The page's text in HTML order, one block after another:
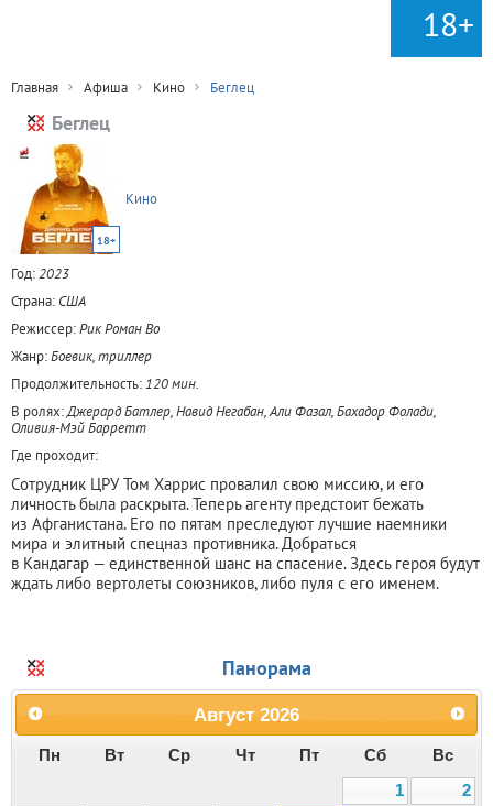
18+
Главная Афиша Кино Беглец
Беглец
18+
Кино
Год:2023
Страна: США
Режиссер:Рик Роман Во
Жанр:Боевик, триллер
Продолжительность: 120 мин.
В ролях:Джерард Батлер, Навид Негабан, Али Фазал, Бахадор Фолади,
Оливия-Мэй Барретт
Где проходит:
Сотрудник ЦРУ Том Харрис провалил свою миссию, и его
личность была раскрыта. Теперь агенту предстоит бежать
из Афганистана. Его по пятам преследуют лучшие наемники
мира и элитный спецназ противника. Добраться
в Кандагар — единственной шанс на спасение. Здесь героя будут
ждать либо вертолеты союзников, либо пуля с его именем.
Панорама
Август 2026
Пн Вт Ср Чт Пт Сб
Вс
1
2